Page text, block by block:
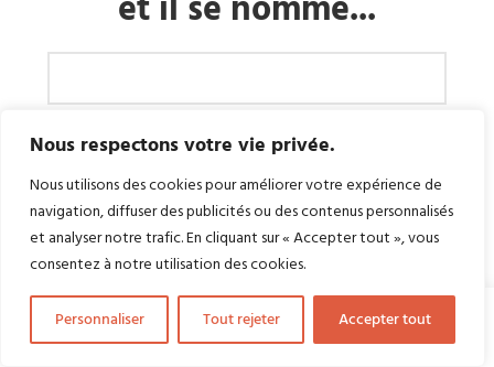
Nous respectons votre vie privée.
Nous utilisons des cookies pour améliorer votre expérience de
navigation, diffuser des publicités ou des contenus personnalisés
et analyser notre trafic. En cliquant sur « Accepter tout », vous
consentez à notre utilisation des cookies.
Personnaliser Tout rejeter Accepter tout